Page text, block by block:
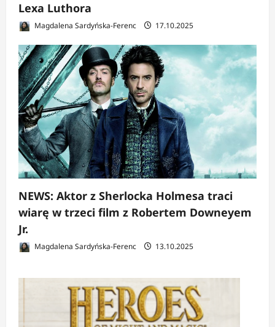
Lexa Luthora
Magdalena Sardyńska-Ferenc 17.10.2025
NEWS: Aktor z Sherlocka Holmesa traci
wiarę w trzeci film z Robertem Downeyem
Jr.
Magdalena Sardyńska-Ferenc 13.10.2025